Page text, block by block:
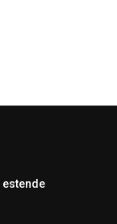
estende